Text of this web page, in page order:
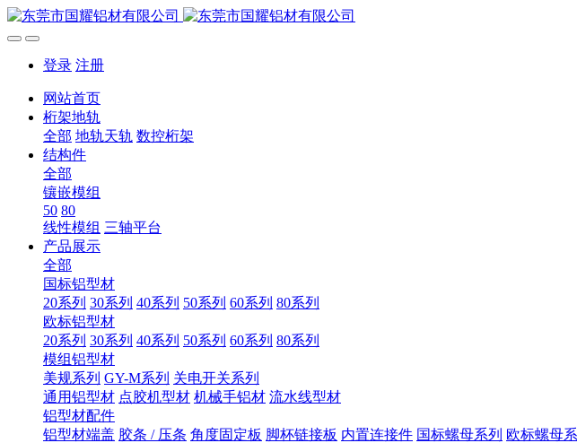
登录 注册
网站首页
桁架地轨
全部 地轨天轨 数控桁架
结构件
全部
镶嵌模组
50 80
线性模组 三轴平台
产品展示
全部
国标铝型材
20系列 30系列 40系列 50系列 60系列 80系列
欧标铝型材
20系列 30系列 40系列 50系列 60系列 80系列
模组铝型材
美规系列 GY-M系列 关电开关系列
通用铝型材 点胶机型材 机械手铝材 流水线型材
铝型材配件
铝型材端盖 胶条 / 压条 角度固定板 脚杯链接板 内置连接件 国标螺母系列 欧标螺母